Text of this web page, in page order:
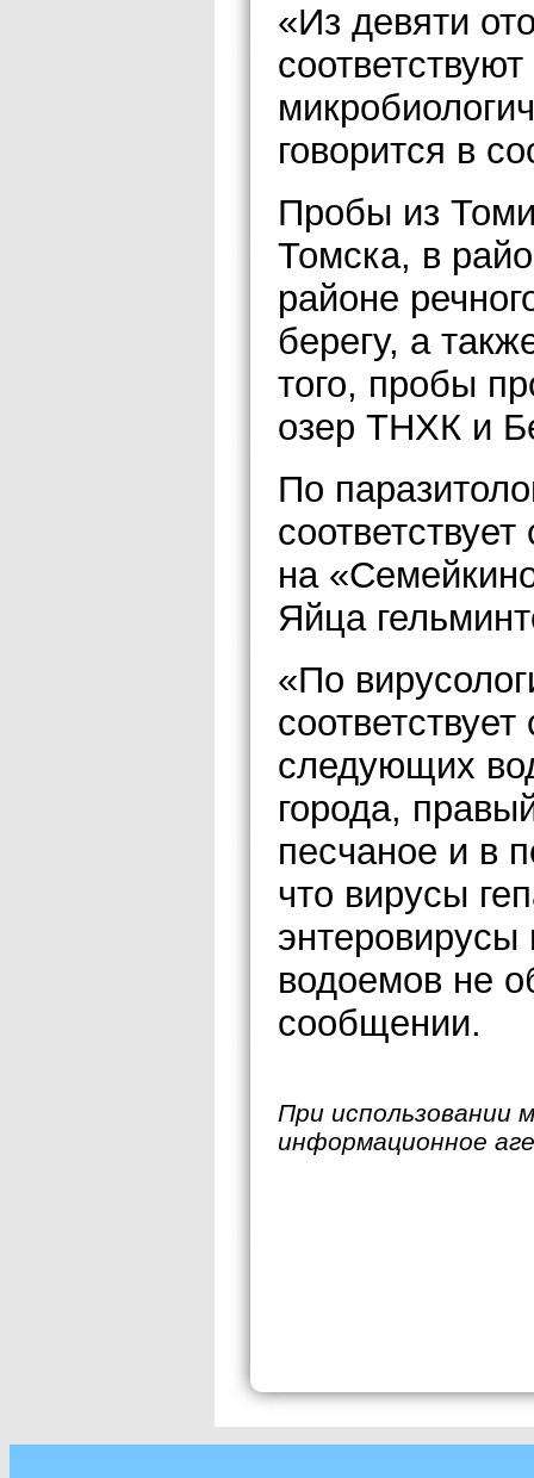
«Из девяти
говорится в
Пробы из
Томска, в
районе
берегу, а
того, пробы
озер ТНХК и
По
на
Яйца
«По
следующих
города,
песчаное и в
что вирусы
водоемов не
сообщении.
При использовании
информационное